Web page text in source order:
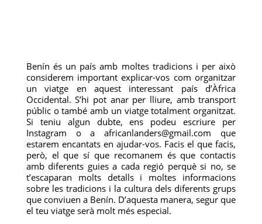
Benín és un país amb moltes tradicions i per això
considerem important explicar-vos com organitzar
un viatge en aquest interessant país d’Àfrica
Occidental. S’hi pot anar per lliure, amb transport
públic o també amb un viatge totalment organitzat.
Si teniu algun dubte, ens podeu escriure per
Instagram o aafricanlanders@gmail.com que
estarem encantats en ajudar-vos. Facis el que facis,
però, el que sí que recomanem és que contactis
amb diferents guies a cada regió perquè si no, se
t’escaparan molts detalls i moltes informacions
sobre les tradicions i la cultura dels diferents grups
que conviuen a Benín. D’aquesta manera, segur que
el teu viatge serà molt més especial.